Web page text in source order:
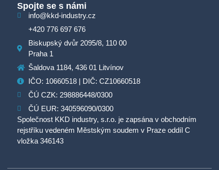
Spojte se s námi
info@kkd-industry.cz
+420 776 697 676
Biskupský dvůr 2095/8, 110 00
Praha 1
Šaldova 1184, 436 01 Litvínov
IČO: 10660518 | DIČ: CZ10660518
ČÚ CZK: 298886448/0300
ČÚ EUR: 340596090/0300
Společnost KKD industry, s.r.o. je zapsána v obchodním
rejstříku vedeném Městským soudem v Praze oddíl C
vložka 346143